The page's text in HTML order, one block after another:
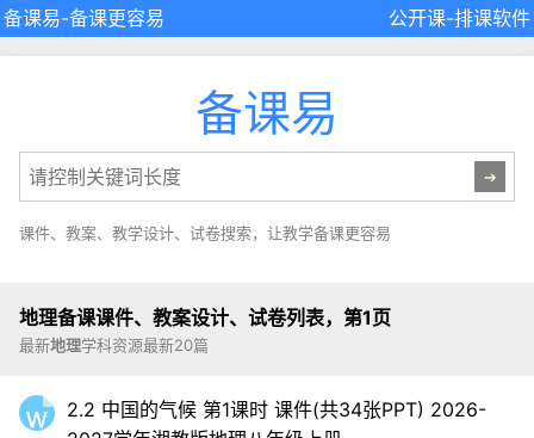
备课易-备课更容易 公开课-排课软件
备课易
课件、教案、教学设计、试卷搜索，让教学备课更容易
地理备课课件、教案设计、试卷列表，第1页
最新地理学科资源最新20篇
2.2 中国的气候 第1课时 课件(共34张PPT) 2026-